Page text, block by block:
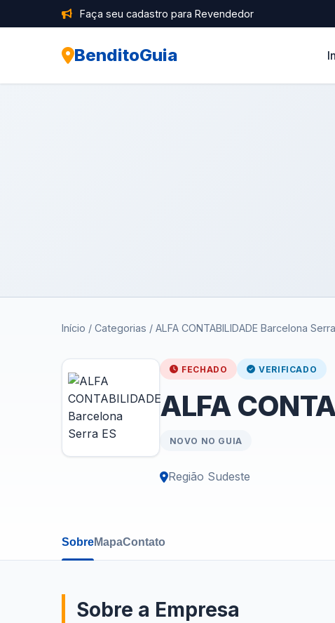
Faça seu cadastro para Revendedor
BenditoGuia
Início / Categorias / ALFA CONTABILIDADE Barcelona
FECHADO VERIFICADO
ALFA
NOVO NO GUIA
Região Sudeste
SobreMapaContato
Sobre a Empresa